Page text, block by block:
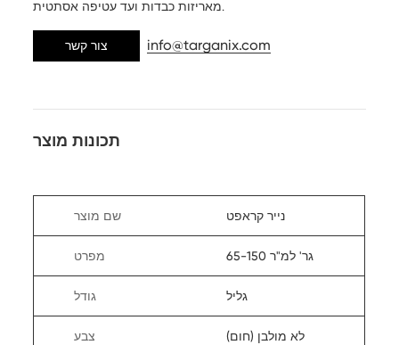
מאריזות כבדות ועד עטיפה אסתטית.
צור קשר info@targanix.com
תכונות מוצר
שם מוצר נייר קראפט
מפרט 65-150 גר' למ"ר
גודל גליל
צבע לא מולבן (חום)